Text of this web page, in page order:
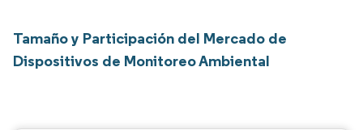
Tamaño y Participación del Mercado de
Dispositivos de Monitoreo Ambiental